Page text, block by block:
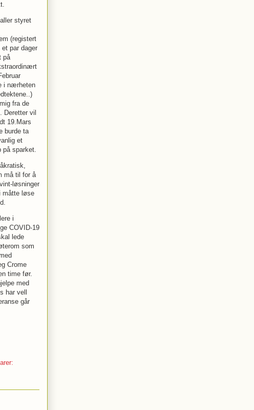
styret
(registert
par dager
på
i nærheten
fra de
Deretter vil
19.Mars
burde ta
et
på sparket.
må til for å
løsninger
måtte løse
i
COVID-19
lede
som
Crome
time før.
med
har vell
går